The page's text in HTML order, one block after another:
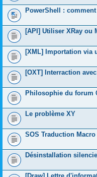
PowerShell :
[API] Utiliser XRay ou
[XML] Importation via
[OXT] Interraction
Philosophie du forum
Le problème XY
SOS Traduction Macro
Désinstallation